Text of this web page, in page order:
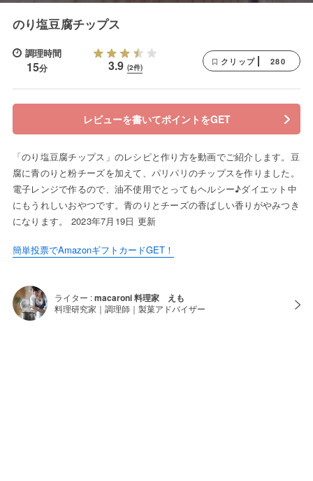
のり塩豆腐チップス
調理時間
15分 3.9 (2件)
クリップ 280
レビューを書いてポイントをGET
「のり塩豆腐チップス」のレシピと作り方を動画でご紹介します。豆
腐に青のりと粉チーズを加えて、パリパリのチップスを作りました。
電子レンジで作るので、油不使用でとってもヘルシー♪ダイエット中
にもうれしいおやつです。青のりとチーズの香ばしい香りがやみつき
になります。 2023年7月19日 更新
簡単投票でAmazonギフトカードGET！
ライター :macaroni 料理家 えも
料理研究家｜調理師｜製菓アドバイザー